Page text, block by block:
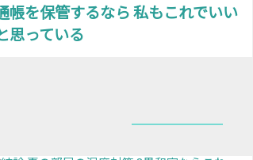
帳を保管するなら 私もこれでいい
思っている